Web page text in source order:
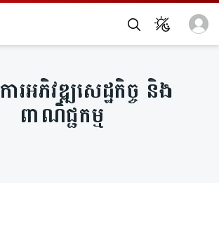
ការអភិវឌ្ឍសេដ្ឋកិច្ច និង
ពាណិជ្ជកម្ម